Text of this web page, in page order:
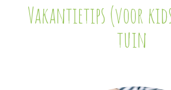
Vakantietips (voor
tuin